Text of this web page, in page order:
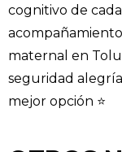
cognitivo de
maternal en
seguridad
mejor opción ⭐